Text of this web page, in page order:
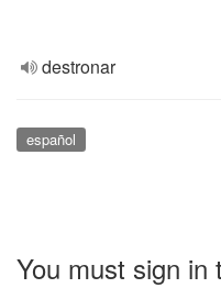
destronar
español
You must sign in